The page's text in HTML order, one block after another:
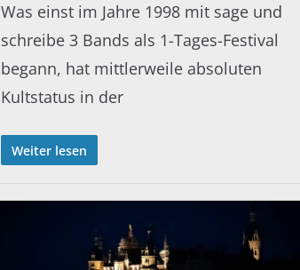
Was einst im Jahre 1998 mit sage und
schreibe 3 Bands als 1-Tages-Festival
begann, hat mittlerweile absoluten
Kultstatus in der
Weiter lesen